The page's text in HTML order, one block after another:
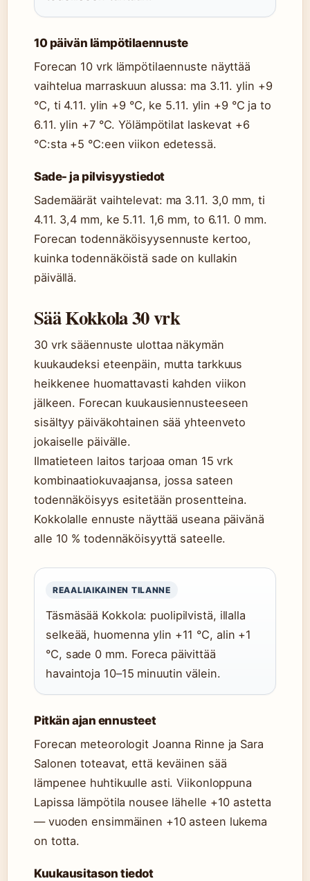
10 päivän lämpötilaennuste
Forecan 10 vrk lämpötilaennuste näyttää
vaihtelua marraskuun alussa: ma 3.11. ylin +9
°C, ti 4.11. ylin +9 °C, ke 5.11. ylin +9 °C ja to
6.11. ylin +7 °C. Yölämpötilat laskevat +6
°C:sta +5 °C:een viikon edetessä.
Sade- ja pilvisyystiedot
Sademäärät vaihtelevat: ma 3.11. 3,0 mm, ti
4.11. 3,4 mm, ke 5.11. 1,6 mm, to 6.11. 0 mm.
Forecan todennäköisyysennuste kertoo,
kuinka todennäköistä sade on kullakin
päivällä.
Sää Kokkola 30 vrk
30 vrk sääennuste ulottaa näkymän
kuukaudeksi eteenpäin, mutta tarkkuus
heikkenee huomattavasti kahden viikon
jälkeen. Forecan kuukausiennusteeseen
sisältyy päiväkohtainen sää yhteenveto
jokaiselle päivälle.
Ilmatieteen laitos tarjoaa oman 15 vrk
kombinaatiokuvaajansa, jossa sateen
todennäköisyys esitetään prosentteina.
Kokkolalle ennuste näyttää useana päivänä
alle 10 % todennäköisyyttä sateelle.
REAALIAIKAINEN TILANNE
Täsmäsää Kokkola: puolipilvistä, illalla
selkeää, huomenna ylin +11 °C, alin +1
°C, sade 0 mm. Foreca päivittää
havaintoja 10–15 minuutin välein.
Pitkän ajan ennusteet
Forecan meteorologit Joanna Rinne ja Sara
Salonen toteavat, että keväinen sää
lämpenee huhtikuulle asti. Viikonloppuna
Lapissa lämpötila nousee lähelle +10 astetta
— vuoden ensimmäinen +10 asteen lukema
on totta.
Kuukausitason tiedot